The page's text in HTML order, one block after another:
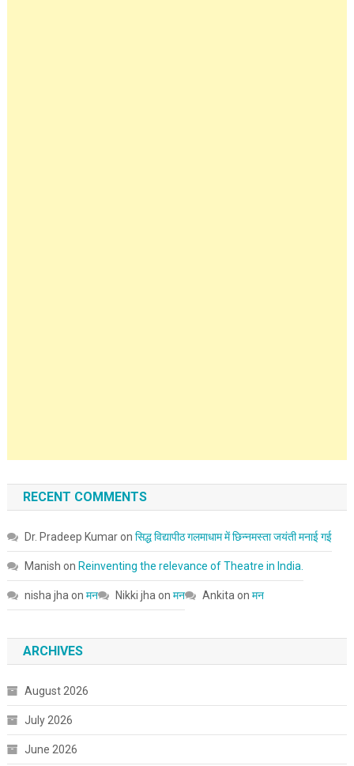
RECENT COMMENTS
Dr. Pradeep Kumaron सिद्ध विद्यापीठ गलमाधाम में छिन्नमस्ता जयंती मनाई गई
Manish on Reinventing the relevance of Theatre in India.
nisha jha on मन Nikki jha on मन Ankita on मन
ARCHIVES
August 2026
July 2026
June 2026